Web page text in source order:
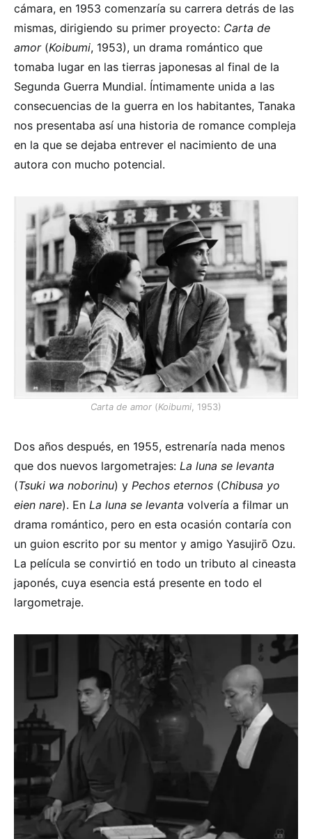
cámara, en 1953 comenzaría su carrera detrás de las
mismas, dirigiendo su primer proyecto: Carta de
amor(Koibumi, 1953), un drama romántico que
tomaba lugar en las tierras japonesas al final de la
Segunda Guerra Mundial. Íntimamente unida a las
consecuencias de la guerra en los habitantes, Tanaka
nos presentaba así una historia de romance compleja
en la que se dejaba entrever el nacimiento de una
autora con mucho potencial.
Carta de amor (Koibumi , 1953)
Dos años después, en 1955, estrenaría nada menos
que dos nuevos largometrajes: La luna se levanta
(Tsuki wa noborinu) y Pechos eternos (Chibusa yo
eien nare). En La luna se levanta volvería a filmar un
drama romántico, pero en esta ocasión contaría con
un guion escrito por su mentor y amigo Yasujirō Ozu.
La película se convirtió en todo un tributo al cineasta
japonés, cuya esencia está presente en todo el
largometraje.